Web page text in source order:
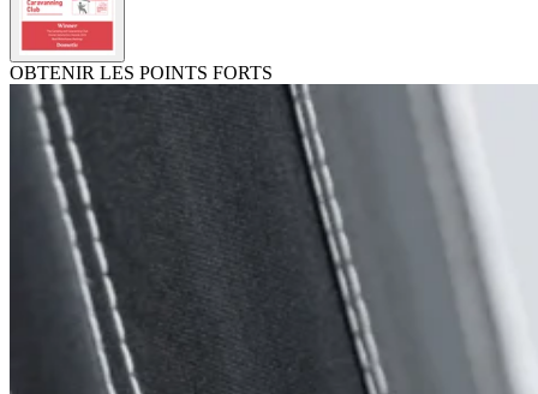
OBTENIR LES POINTS FORTS